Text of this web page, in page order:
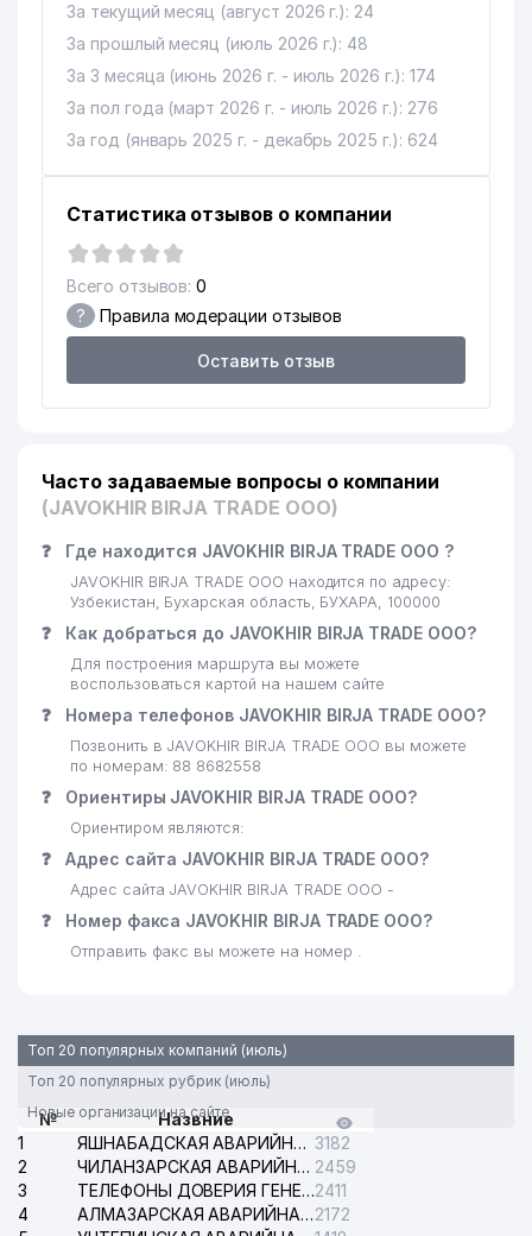
За текущий месяц (август 2026 г.): 24
За прошлый месяц (июль 2026 г.): 48
За 3 месяца (июнь 2026 г. - июль 2026 г.): 174
За пол года (март 2026 г. - июль 2026 г.): 276
За год (январь 2025 г. - декабрь 2025 г.): 624
Статистика отзывов о компании
Всего отзывов: 0
? Правила модерации отзывов
Оставить отзыв
Часто задаваемые вопросы о компании
(JAVOKHIR BIRJA TRADE ООО)
❓ Где находится JAVOKHIR BIRJA TRADE ООО ?
JAVOKHIR BIRJA TRADE ООО находится по адресу:
Узбекистан, Бухарская область, БУХАРА, 100000
❓ Как добраться до JAVOKHIR BIRJA TRADE ООО?
Для построения маршрута вы можете
воспользоваться картой на нашем сайте
❓ Номера телефонов JAVOKHIR BIRJA TRADE ООО?
Позвонить в JAVOKHIR BIRJA TRADE ООО вы можете
по номерам: 88 8682558
❓ Ориентиры JAVOKHIR BIRJA TRADE ООО?
Ориентиром являются:
❓ Адрес сайта JAVOKHIR BIRJA TRADE ООО?
Адрес сайта JAVOKHIR BIRJA TRADE ООО -
❓ Номер факса JAVOKHIR BIRJA TRADE ООО?
Отправить факс вы можете на номер .
Топ 20 популярных компаний (июль)
Топ 20 популярных рубрик (июль)
Новые организации на сайте
№
Назвние
1
ЯШНАБАДСКАЯ АВАРИЙНАЯ СЛУЖБА ЭЛЕКТРОСЕТИ 3182
2
ЧИЛАНЗАРСКАЯ АВАРИЙНАЯ СЛУЖБА ЭЛЕКТРОСЕТИ 2459
3
ТЕЛЕФОНЫ ДОВЕРИЯ ГЕНЕРАЛЬНОЙ ПРОКУРАТУРЫ РЕСПУБЛИКИ УЗБЕКИСТАН2411
4
АЛМАЗАРСКАЯ АВАРИЙНАЯ СЛУЖБА ЭЛЕКТРОСЕТИ2172